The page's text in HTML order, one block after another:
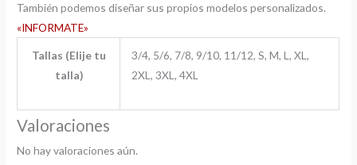
También podemos diseñar sus propios modelos personalizados.
«INFORMATE»
Tallas (Elije tu
talla)
3/4, 5/6, 7/8, 9/10, 11/12, S, M, L, XL,
2XL, 3XL, 4XL
Valoraciones
No hay valoraciones aún.